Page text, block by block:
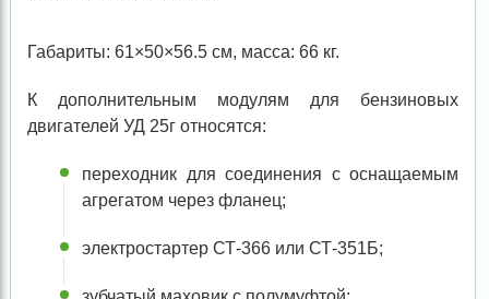
Габариты: 61×50×56.5 см, масса: 66 кг.
К дополнительным модулям для бензиновых
двигателей УД 25г относятся:
переходник для соединения с оснащаемым
агрегатом через фланец;
электростартер СТ-366 или СТ-351Б;